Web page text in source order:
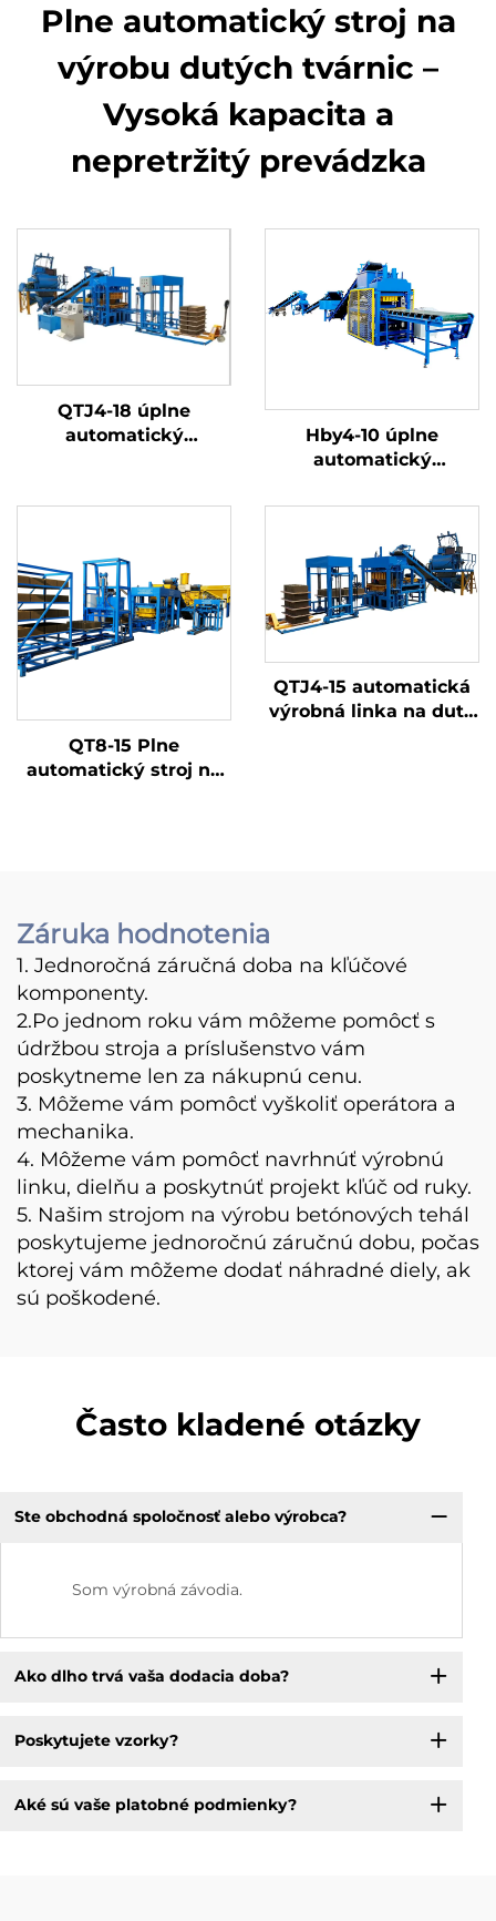
Plne automatický stroj na
výrobu dutých tvárnic –
Vysoká kapacita a
nepretržitý prevádzka
QTJ4-18 úplne
automatický
blokov
Hby4-10 úplne
automatický
výrobu interlockových
QT8-15 Plne
automatický stroj na
QTJ4-15 automatická
výrobná linka na duté
Záruka hodnotenia
1. Jednoročná záručná doba na kľúčové
komponenty.
2.Po jednom roku vám môžeme pomôcť s
údržbou stroja a príslušenstvo vám
poskytneme len za nákupnú cenu.
3. Môžeme vám pomôcť vyškoliť operátora a
mechanika.
4. Môžeme vám pomôcť navrhnúť výrobnú
linku, dielňu a poskytnúť projekt kľúč od ruky.
5. Našim strojom na výrobu betónových tehál
poskytujeme jednoročnú záručnú dobu, počas
ktorej vám môžeme dodať náhradné diely, ak
sú poškodené.
Často kladené otázky
Ste obchodná spoločnosť alebo výrobca?
Som výrobná závodia.
Ako dlho trvá vaša dodacia doba?
Poskytujete vzorky?
Aké sú vaše platobné podmienky?